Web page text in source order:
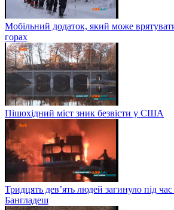
Мобільний додаток, який може
горах
Пішохідний міст зник безвісти у США
Тридцять дев’ять людей загинуло під
Бангладеш